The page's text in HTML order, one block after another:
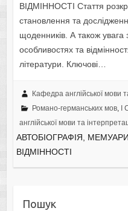
ВІДМІННОСТІ Стаття
становлення та
щоденників. А також увага
особливостях та
літератури. Ключові…
Кафедра англійської мови
Романо-германських мов,
I
англійської мови та
АВТОБІОГРАФІЯ,
ВІДМІННОСТІ
Пошук